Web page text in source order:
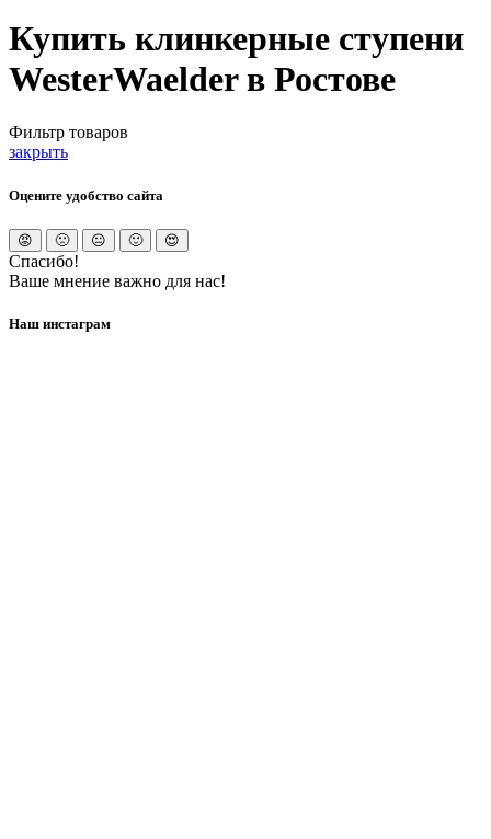
Купить клинкерные ступени
WesterWaelder в Ростове
Фильтр товаров
закрыть
Оцените удобство сайта
Спасибо!
Ваше мнение важно для нас!
Наш инстаграм